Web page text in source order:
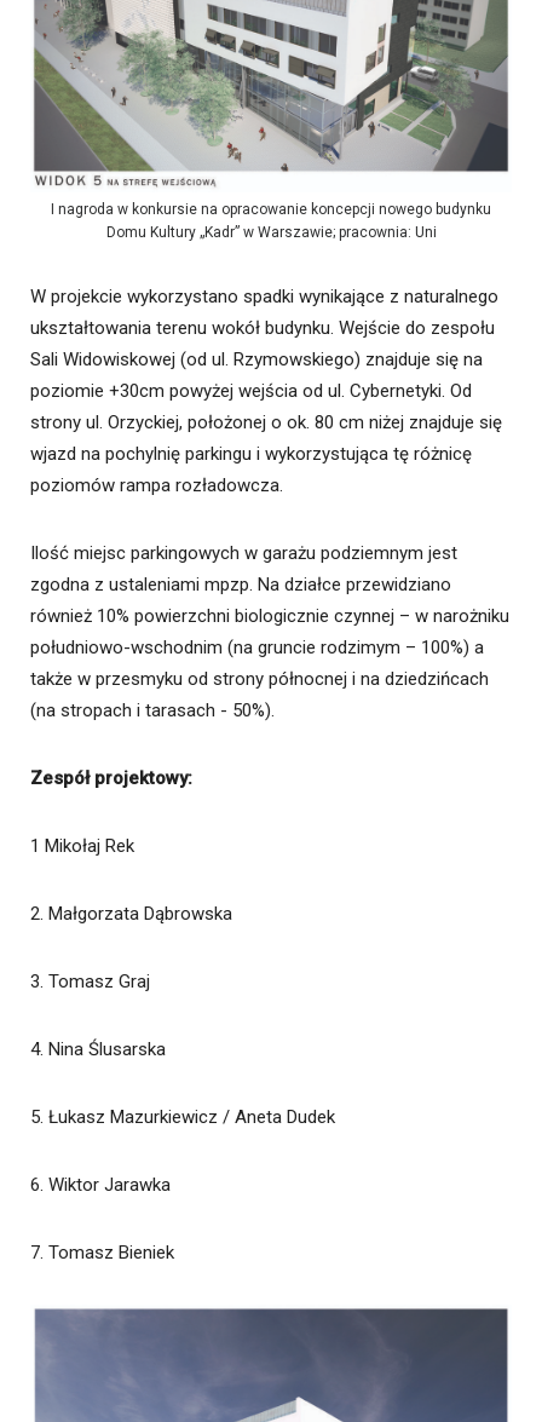
I nagroda w konkursie na opracowanie koncepcji nowego budynku
Domu Kultury „Kadr” w Warszawie; pracownia: Uni
W projekcie wykorzystano spadki wynikające z naturalnego
ukształtowania terenu wokół budynku. Wejście do zespołu
Sali Widowiskowej (od ul. Rzymowskiego) znajduje się na
poziomie +30cm powyżej wejścia od ul. Cybernetyki. Od
strony ul. Orzyckiej, położonej o ok. 80 cm niżej znajduje się
wjazd na pochylnię parkingu i wykorzystująca tę różnicę
poziomów rampa rozładowcza.
Ilość miejsc parkingowych w garażu podziemnym jest
zgodna z ustaleniami mpzp. Na działce przewidziano
również 10% powierzchni biologicznie czynnej – w narożniku
południowo-wschodnim (na gruncie rodzimym – 100%) a
także w przesmyku od strony północnej i na dziedzińcach
(na stropach i tarasach - 50%).
Zespół projektowy:
1 Mikołaj Rek
2. Małgorzata Dąbrowska
3. Tomasz Graj
4. Nina Ślusarska
5. Łukasz Mazurkiewicz / Aneta Dudek
6. Wiktor Jarawka
7. Tomasz Bieniek